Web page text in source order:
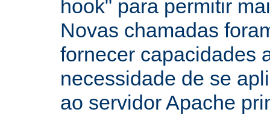
hook" para permitir
Novas chamadas
fornecer capacidades
necessidade de se
ao servidor Apache